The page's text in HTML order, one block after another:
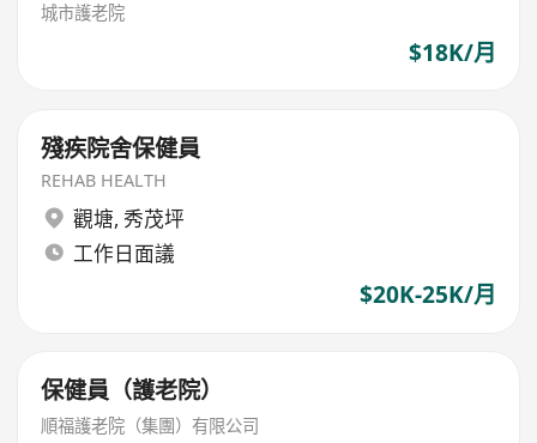
城市護老院
$18K/月
殘疾院舍保健員
REHAB HEALTH
觀塘, 秀茂坪
工作日面議
$20K-25K/月
保健員（護老院）
順福護老院（集團）有限公司